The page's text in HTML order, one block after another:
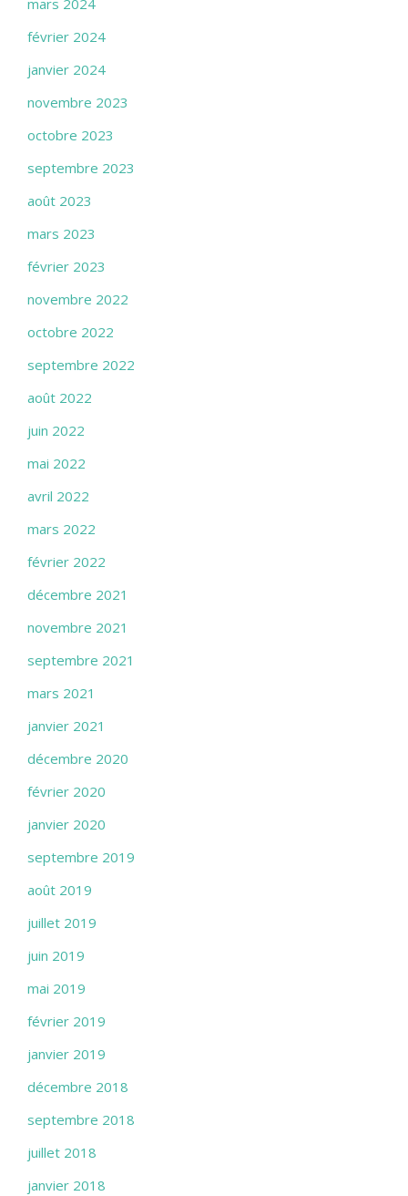
mars 2024
février 2024
janvier 2024
novembre 2023
octobre 2023
septembre 2023
août 2023
mars 2023
février 2023
novembre 2022
octobre 2022
septembre 2022
août 2022
juin 2022
mai 2022
avril 2022
mars 2022
février 2022
décembre 2021
novembre 2021
septembre 2021
mars 2021
janvier 2021
décembre 2020
février 2020
janvier 2020
septembre 2019
août 2019
juillet 2019
juin 2019
mai 2019
février 2019
janvier 2019
décembre 2018
septembre 2018
juillet 2018
janvier 2018